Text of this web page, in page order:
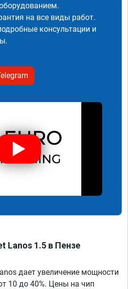
на все виды работ.
консультации и
Lanos 1.5 в Пензе
дает увеличение мощности
10 до 40%. Цены на чип